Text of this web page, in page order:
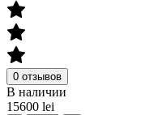
0 отзывов
В наличии
15600 lei